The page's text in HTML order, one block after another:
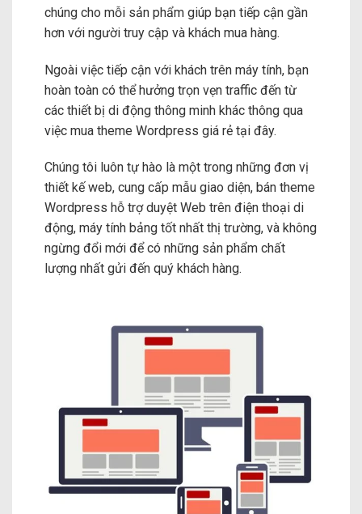
chúng cho mỗi sản phẩm giúp bạn tiếp cận gần
hơn với người truy cập và khách mua hàng.
Ngoài việc tiếp cận với khách trên máy tính, bạn
hoàn toàn có thể hưởng trọn vẹn traffic đến từ
các thiết bị di động thông minh khác thông qua
việc mua theme Wordpress giá rẻ tại đây.
Chúng tôi luôn tự hào là một trong những đơn vị
thiết kế web, cung cấp mẫu giao diện, bán theme
Wordpress hỗ trợ duyệt Web trên điện thoại di
động, máy tính bảng tốt nhất thị trường, và không
ngừng đổi mới để có những sản phẩm chất
lượng nhất gửi đến quý khách hàng.